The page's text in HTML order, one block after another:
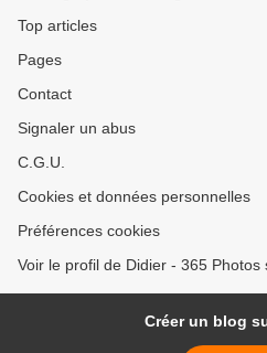
Top articles
Pages
Contact
Signaler un abus
C.G.U.
Cookies et données personnelles
Préférences cookies
Voir le profil de Didier - 365 Photos
Créer un blog